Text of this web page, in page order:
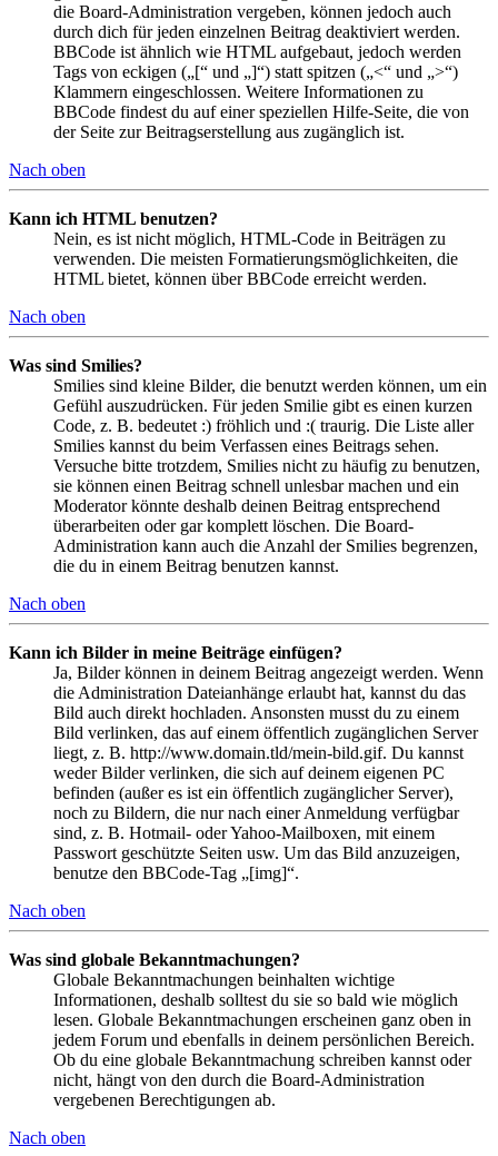
die Board-Administration vergeben, können jedoch auch
durch dich für jeden einzelnen Beitrag deaktiviert werden.
BBCode ist ähnlich wie HTML aufgebaut, jedoch werden
Tags von eckigen („[“ und „]“) statt spitzen („<“ und „>“)
Klammern eingeschlossen. Weitere Informationen zu
BBCode findest du auf einer speziellen Hilfe-Seite, die von
der Seite zur Beitragserstellung aus zugänglich ist.
Nach oben
Kann ich HTML benutzen?
Nein, es ist nicht möglich, HTML-Code in Beiträgen zu
verwenden. Die meisten Formatierungsmöglichkeiten, die
HTML bietet, können über BBCode erreicht werden.
Nach oben
Was sind Smilies?
Smilies sind kleine Bilder, die benutzt werden können, um ein
Gefühl auszudrücken. Für jeden Smilie gibt es einen kurzen
Code, z. B. bedeutet :) fröhlich und :( traurig. Die Liste aller
Smilies kannst du beim Verfassen eines Beitrags sehen.
Versuche bitte trotzdem, Smilies nicht zu häufig zu benutzen,
sie können einen Beitrag schnell unlesbar machen und ein
Moderator könnte deshalb deinen Beitrag entsprechend
überarbeiten oder gar komplett löschen. Die Board-
Administration kann auch die Anzahl der Smilies begrenzen,
die du in einem Beitrag benutzen kannst.
Nach oben
Kann ich Bilder in meine Beiträge einfügen?
Ja, Bilder können in deinem Beitrag angezeigt werden. Wenn
die Administration Dateianhänge erlaubt hat, kannst du das
Bild auch direkt hochladen. Ansonsten musst du zu einem
Bild verlinken, das auf einem öffentlich zugänglichen Server
liegt, z. B. http://www.domain.tld/mein-bild.gif. Du kannst
weder Bilder verlinken, die sich auf deinem eigenen PC
befinden (außer es ist ein öffentlich zugänglicher Server),
noch zu Bildern, die nur nach einer Anmeldung verfügbar
sind, z. B. Hotmail- oder Yahoo-Mailboxen, mit einem
Passwort geschützte Seiten usw. Um das Bild anzuzeigen,
benutze den BBCode-Tag „[img]“.
Nach oben
Was sind globale Bekanntmachungen?
Globale Bekanntmachungen beinhalten wichtige
Informationen, deshalb solltest du sie so bald wie möglich
lesen. Globale Bekanntmachungen erscheinen ganz oben in
jedem Forum und ebenfalls in deinem persönlichen Bereich.
Ob du eine globale Bekanntmachung schreiben kannst oder
nicht, hängt von den durch die Board-Administration
vergebenen Berechtigungen ab.
Nach oben